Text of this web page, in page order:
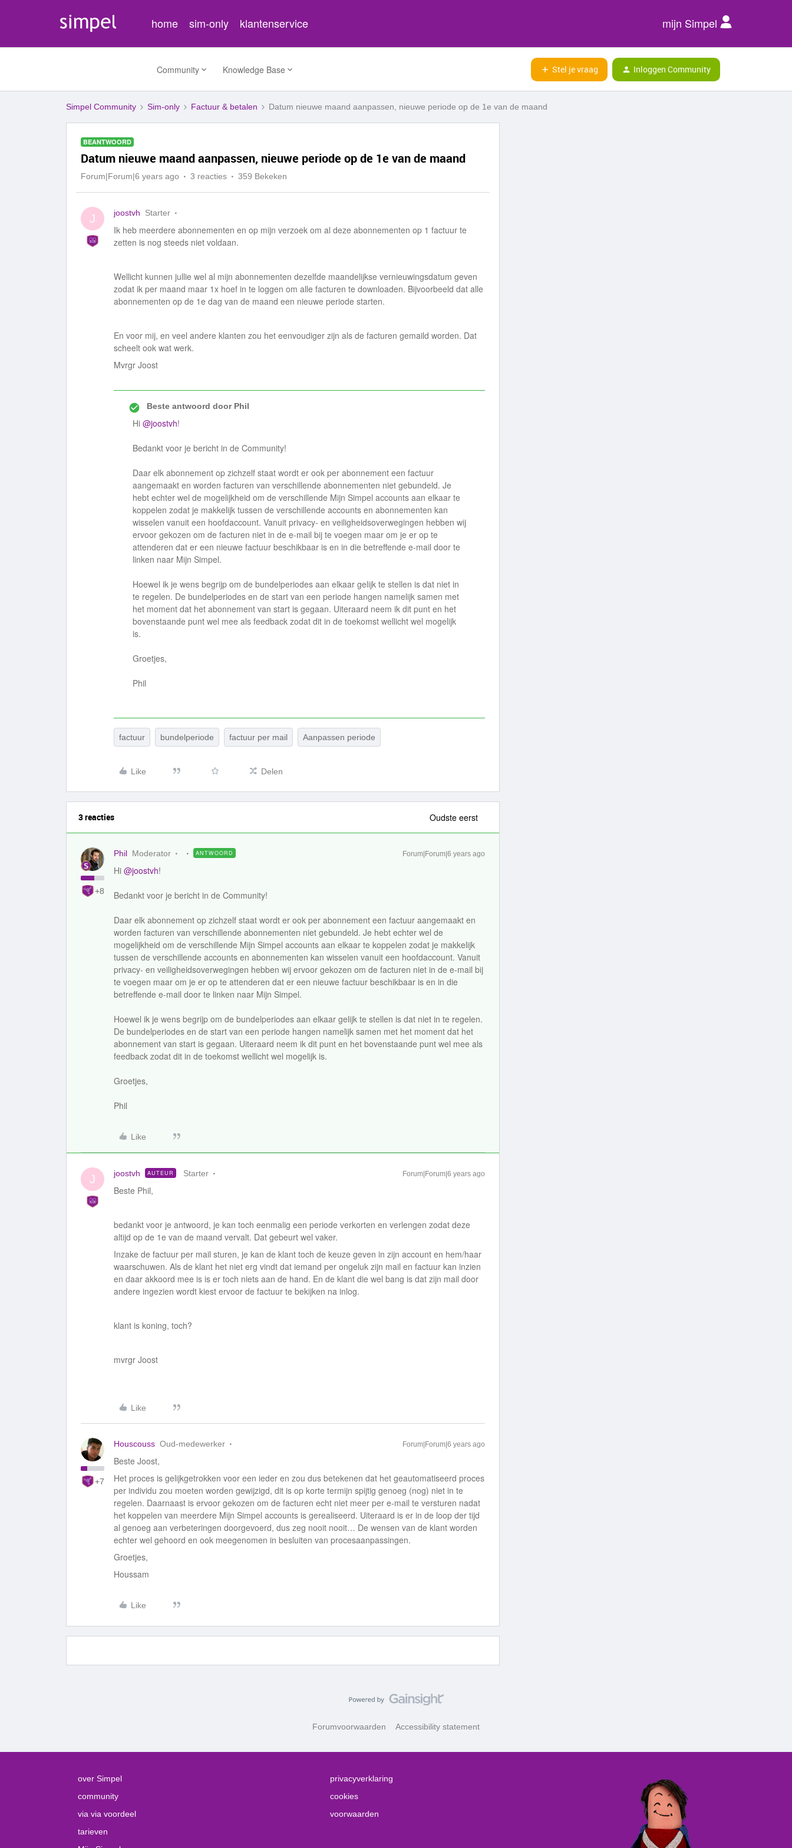
home sim-only klantenservice mijn Simpel
Community Knowledge Base Stel je vraag Inloggen Community
Simpel Community Sim-only Factuur & betalen Datum nieuwe maand aanpassen, nieuwe periode op de 1e van de maand
BEANTWOORD
Datum nieuwe maand aanpassen, nieuwe periode op de 1e van de maand
Forum|Forum|6 years ago 3 reacties 359 Bekeken
J joostvh Starter
Ik heb meerdere abonnementen en op mijn verzoek om al deze abonnementen op 1 factuur te
zetten is nog steeds niet voldaan.
Wellicht kunnen jullie wel al mijn abonnementen dezelfde maandelijkse vernieuwingsdatum geven
zodat ik per maand maar 1x hoef in te loggen om alle facturen te downloaden. Bijvoorbeeld dat alle
abonnementen op de 1e dag van de maand een nieuwe periode starten.
En voor mij, en veel andere klanten zou het eenvoudiger zijn als de facturen gemaild worden. Dat
scheelt ook wat werk.
Mvrgr Joost
Beste antwoord doorPhil
Hi @joostvh!
Bedankt voor je bericht in de Community!
Daar elk abonnement op zichzelf staat wordt er ook per abonnement een factuur
aangemaakt en worden facturen van verschillende abonnementen niet gebundeld. Je
hebt echter wel de mogelijkheid om de verschillende Mijn Simpel accounts aan elkaar te
koppelen zodat je makkelijk tussen de verschillende accounts en abonnementen kan
wisselen vanuit een hoofdaccount. Vanuit privacy- en veiligheidsoverwegingen hebben wij
ervoor gekozen om de facturen niet in de e-mail bij te voegen maar om je er op te
attenderen dat er een nieuwe factuur beschikbaar is en in die betreffende e-mail door te
linken naar Mijn Simpel.
Hoewel ik je wens begrijp om de bundelperiodes aan elkaar gelijk te stellen is dat niet in
te regelen. De bundelperiodes en de start van een periode hangen namelijk samen met
het moment dat het abonnement van start is gegaan. Uiteraard neem ik dit punt en het
bovenstaande punt wel mee als feedback zodat dit in de toekomst wellicht wel mogelijk
is.
Groetjes,
Phil
factuur bundelperiode factuur per mail Aanpassen periode
Like Delen
3 reacties Oudste eerst
+8
Phil Moderator ANTWOORD Forum|Forum|6 years ago
Hi @joostvh!
Bedankt voor je bericht in de Community!
Daar elk abonnement op zichzelf staat wordt er ook per abonnement een factuur aangemaakt en
worden facturen van verschillende abonnementen niet gebundeld. Je hebt echter wel de
mogelijkheid om de verschillende Mijn Simpel accounts aan elkaar te koppelen zodat je makkelijk
tussen de verschillende accounts en abonnementen kan wisselen vanuit een hoofdaccount. Vanuit
privacy- en veiligheidsoverwegingen hebben wij ervoor gekozen om de facturen niet in de e-mail bij
te voegen maar om je er op te attenderen dat er een nieuwe factuur beschikbaar is en in die
betreffende e-mail door te linken naar Mijn Simpel.
Hoewel ik je wens begrijp om de bundelperiodes aan elkaar gelijk te stellen is dat niet in te regelen.
De bundelperiodes en de start van een periode hangen namelijk samen met het moment dat het
abonnement van start is gegaan. Uiteraard neem ik dit punt en het bovenstaande punt wel mee als
feedback zodat dit in de toekomst wellicht wel mogelijk is.
Groetjes,
Phil
Like
J joostvh AUTEUR Starter Forum|Forum|6 years ago
Beste Phil,
bedankt voor je antwoord, je kan toch eenmalig een periode verkorten en verlengen zodat deze
altijd op de 1e van de maand vervalt. Dat gebeurt wel vaker.
Inzake de factuur per mail sturen, je kan de klant toch de keuze geven in zijn account en hem/haar
waarschuwen. Als de klant het niet erg vindt dat iemand per ongeluk zijn mail en factuur kan inzien
en daar akkoord mee is is er toch niets aan de hand. En de klant die wel bang is dat zijn mail door
andere ingezien wordt kiest ervoor de factuur te bekijken na inlog.
klant is koning, toch?
mvrgr Joost
Like
+7
Houscouss Oud-medewerker Forum|Forum|6 years ago
Beste Joost,
Het proces is gelijkgetrokken voor een ieder en zou dus betekenen dat het geautomatiseerd proces
per individu zou moeten worden gewijzigd, dit is op korte termijn spijtig genoeg (nog) niet in te
regelen. Daarnaast is ervoor gekozen om de facturen echt niet meer per e-mail te versturen nadat
het koppelen van meerdere Mijn Simpel accounts is gerealiseerd. Uiteraard is er in de loop der tijd
al genoeg aan verbeteringen doorgevoerd, dus zeg nooit nooit… De wensen van de klant worden
echter wel gehoord en ook meegenomen in besluiten van procesaanpassingen.
Groetjes,
Houssam
Like
Forumvoorwaarden Accessibility statement
over Simpel
community
via via voordeel
tarieven
privacyverklaring
cookies
voorwaarden